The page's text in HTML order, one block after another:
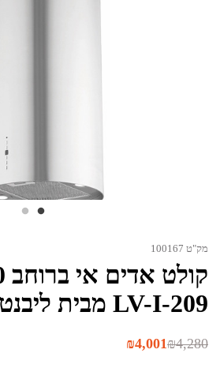
מק"ט 100167
LV-I-209 מבית ליבנט
₪4,280
המחיר
₪4,001 המחיר